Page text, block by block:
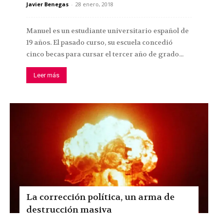
Javier Benegas - 28 enero, 2018
Manuel es un estudiante universitario español de
19 años. El pasado curso, su escuela concedió
cinco becas para cursar el tercer año de grado...
Leer más
La corrección política, un arma de
destrucción masiva